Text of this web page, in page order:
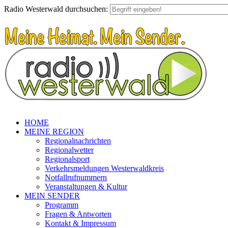
Radio Westerwald durchsuchen:
HOME
MEINE REGION
Regionalnachrichten
Regionalwetter
Regionalsport
Verkehrsmeldungen Westerwaldkreis
Notfallrufnummern
Veranstaltungen & Kultur
MEIN SENDER
Programm
Fragen & Antworten
Kontakt & Impressum